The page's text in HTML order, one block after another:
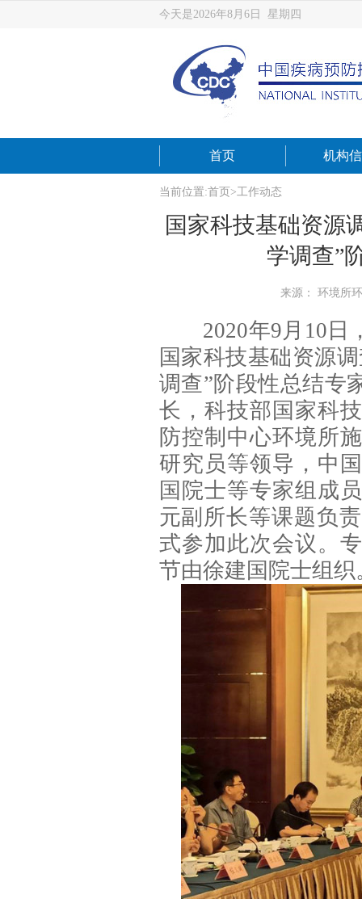
今天是2026年8月6日 星期四
首页 机构
当前位置:首页 >工作动态
国家科技基础资源
学调查”
来源： 环境所
2020年9月10日，
国家科技基础资源
调查”阶段性总结专
长，科技部国家科
防控制中心环境所
研究员等领导，中
国院士等专家组成
元副所长等课题负
式参加此次会议。
节由徐建国院士组织